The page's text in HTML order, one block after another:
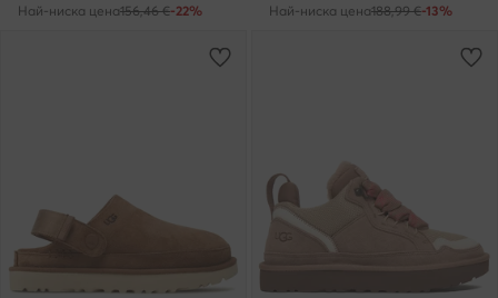
Най-ниска цена156,46 €-22%
Най-ниска цена188,99 €-13%